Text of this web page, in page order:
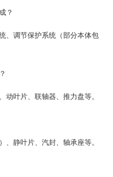
？
、调节保护系统（部分本体包
动叶片、联轴器、推力盘等。
、静叶片、汽封、轴承座等。